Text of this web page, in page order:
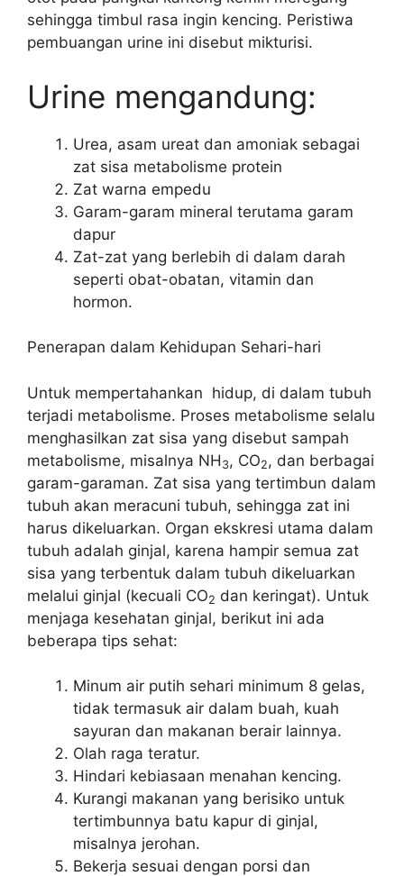
sehingga timbul rasa ingin kencing. Peristiwa
pembuangan urine ini disebut mikturisi.
Urine mengandung:
Urea, asam ureat dan amoniak sebagai
zat sisa metabolisme protein
Zat warna empedu
Garam-garam mineral terutama garam
dapur
Zat-zat yang berlebih di dalam darah
seperti obat-obatan, vitamin dan
hormon.
Penerapan dalam Kehidupan Sehari-hari
Untuk mempertahankan hidup, di dalam tubuh
terjadi metabolisme. Proses metabolisme selalu
menghasilkan zat sisa yang disebut sampah
metabolisme, misalnya NH 3, CO2, dan berbagai
garam-garaman. Zat sisa yang tertimbun dalam
tubuh akan meracuni tubuh, sehingga zat ini
harus dikeluarkan. Organ ekskresi utama dalam
tubuh adalah ginjal, karena hampir semua zat
sisa yang terbentuk dalam tubuh dikeluarkan
melalui ginjal (kecuali CO2 dan keringat). Untuk
menjaga kesehatan ginjal, berikut ini ada
beberapa tips sehat:
Minum air putih sehari minimum 8 gelas,
tidak termasuk air dalam buah, kuah
sayuran dan makanan berair lainnya.
Olah raga teratur.
Hindari kebiasaan menahan kencing.
Kurangi makanan yang berisiko untuk
tertimbunnya batu kapur di ginjal,
misalnya jerohan.
Bekerja sesuai dengan porsi dan